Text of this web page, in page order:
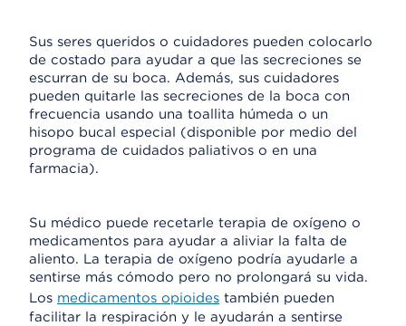
Sus seres queridos o cuidadores pueden colocarlo
de costado para ayudar a que las secreciones se
escurran de su boca. Además, sus cuidadores
pueden quitarle las secreciones de la boca con
frecuencia usando una toallita húmeda o un
hisopo bucal especial (disponible por medio del
programa de cuidados paliativos o en una
farmacia).
Su médico puede recetarle terapia de oxígeno o
medicamentos para ayudar a aliviar la falta de
aliento. La terapia de oxígeno podría ayudarle a
sentirse más cómodo pero no prolongará su vida.
Los medicamentos opioides también pueden
facilitar la respiración y le ayudarán a sentirse